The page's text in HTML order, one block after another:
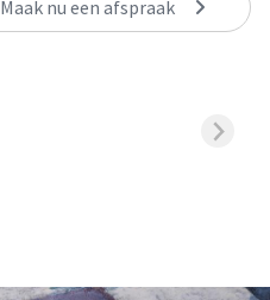
Maak nu een afspraak